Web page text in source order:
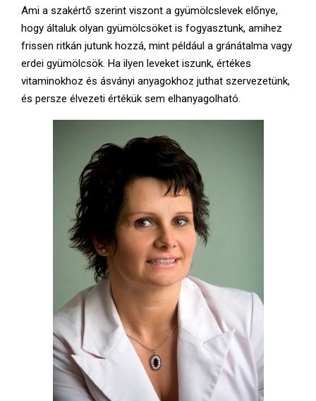
Ami a szakértő szerint viszont a gyümölcslevek előnye,
hogy általuk olyan gyümölcsöket is fogyasztunk, amihez
frissen ritkán jutunk hozzá, mint például a gránátalma vagy
erdei gyümölcsök. Ha ilyen leveket iszunk, értékes
vitaminokhoz és ásványi anyagokhoz juthat szervezetünk,
és persze élvezeti értékük sem elhanyagolható.